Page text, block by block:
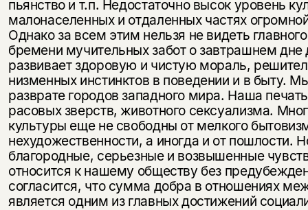
пьянство и т.п. Недостаточно высок уровень
малонаселенных и отдаленных частях
Однако за всем этим нельзя не видеть
бремени мучительных забот о завтрашнем
развивает здоровую и чистую мораль,
низменных инстинктов в поведении и в быту.
разврате городов западного мира. Наша
расовых зверств, животного сексуализма.
культуры еще не свободны от мелкого
нехудожественности, а иногда и от пошлости.
благородные, серьезные и возвышенные
относится к нашему обществу без
согласится, что сумма добра в отношениях
является одним из главных достижений